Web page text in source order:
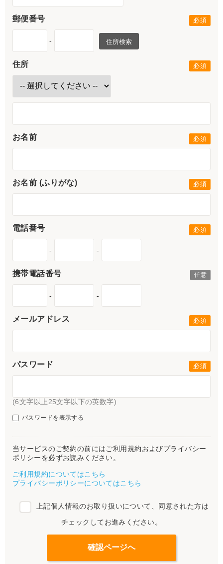
郵便番号
- 住所検索
住所
お名前
お名前 (ふりがな)
電話番号
- -
携帯電話番号
- -
メールアドレス
パスワード
(6文字以上25文字以下の英数字)
パスワードを表示する
当サービスのご契約の前にはご利用規約およびプライバシー
ポリシーを必ずお読みください。
ご利用規約についてはこちら
プライバシーポリシーについてはこちら
上記個人情報のお取り扱いについて、同意された方は
チェックしてお進みください。